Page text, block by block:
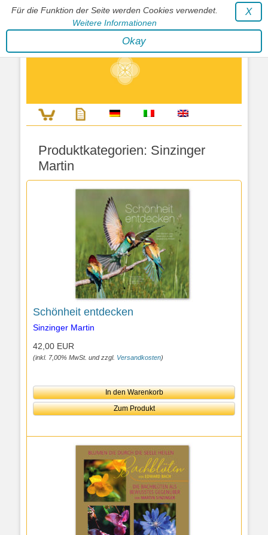
Für die Funktion der Seite werden Cookies verwendet.
Weitere Informationen
X
Okay
Stephan Wunderlich Verlag
Literatur zur Förderung der Gestaltfähigkeit des Lebens
Produktkategorien: Sinzinger
Martin
Schönheit entdecken
Sinzinger Martin
42,00 EUR
(inkl. 7,00% MwSt. und zzgl. Versandkosten)
In den Warenkorb
Zum Produkt